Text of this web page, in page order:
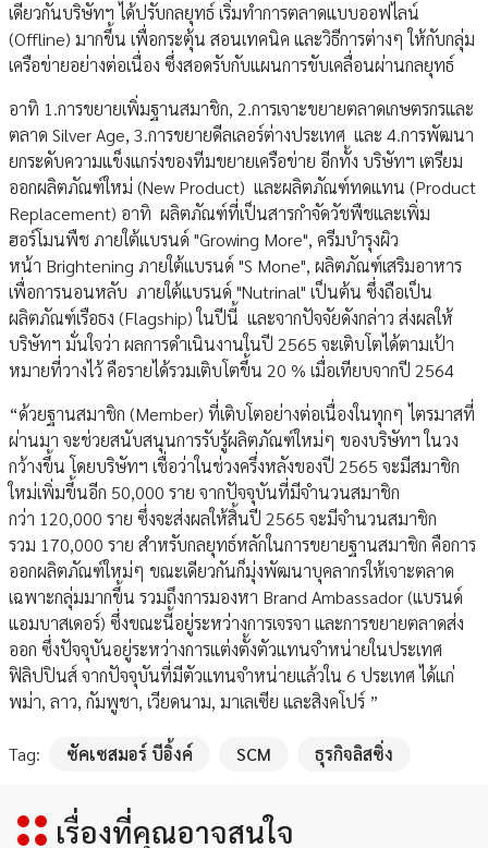
เดียวกันบริษัทฯ ได้ปรับกลยุทธ์ เริ่มทำการตลาดแบบออฟไลน์
(Offline) มากขึ้น เพื่อกระตุ้น สอนเทคนิค และวิธีการต่างๆ ให้กับกลุ่ม
เครือข่ายอย่างต่อเนื่อง ซึ่งสอดรับกับแผนการขับเคลื่อนผ่านกลยุทธ์
อาทิ 1.การขยายเพิ่มฐานสมาชิก, 2.การเจาะขยายตลาดเกษตรกรและ
ตลาด Silver Age, 3.การขยายดีลเลอร์ต่างประเทศ และ 4.การพัฒนา
ยกระดับความแข็งแกร่งของทีมขยายเครือข่าย อีกทั้ง บริษัทฯ เตรียม
ออกผลิตภัณฑ์ใหม่ (New Product) และผลิตภัณฑ์ทดแทน (Product
Replacement) อาทิ ผลิตภัณฑ์ที่เป็นสารกำจัดวัชพืชและเพิ่ม
ฮอร์โมนพืช ภายใต้แบรนด์ "Growing More", ครีมบำรุงผิว
หน้า Brightening ภายใต้แบรนด์ "S Mone", ผลิตภัณฑ์เสริมอาหาร
เพื่อการนอนหลับ ภายใต้แบรนด์ "Nutrinal" เป็นต้น ซึ่งถือเป็น
ผลิตภัณฑ์เรือธง (Flagship) ในปีนี้ และจากปัจจัยดังกล่าว ส่งผลให้
บริษัทฯ มั่นใจว่า ผลการดำเนินงานในปี 2565 จะเติบโตได้ตามเป้า
หมายที่วางไว้ คือรายได้รวมเติบโตขึ้น 20 % เมื่อเทียบจากปี 2564
“ด้วยฐานสมาชิก (Member) ที่เติบโตอย่างต่อเนื่องในทุกๆ ไตรมาสที่
ผ่านมา จะช่วยสนับสนุนการรับรู้ผลิตภัณฑ์ใหม่ๆ ของบริษัทฯ ในวง
กว้างขึ้น โดยบริษัทฯ เชื่อว่าในช่วงครึ่งหลังของปี 2565 จะมีสมาชิก
ใหม่เพิ่มขึ้นอีก 50,000 ราย จากปัจจุบันที่มีจำนวนสมาชิก
กว่า 120,000 ราย ซึ่งจะส่งผลให้สิ้นปี 2565 จะมีจำนวนสมาชิก
รวม 170,000 ราย สำหรับกลยุทธ์หลักในการขยายฐานสมาชิก คือการ
ออกผลิตภัณฑ์ใหม่ๆ ขณะเดียวกันก็มุ่งพัฒนาบุคลากรให้เจาะตลาด
เฉพาะกลุ่มมากขึ้น รวมถึงการมองหา Brand Ambassador (แบรนด์
แอมบาสเดอร์) ซึ่งขณะนี้อยู่ระหว่างการเจรจา และการขยายตลาดส่ง
ออก ซึ่งปัจจุบันอยู่ระหว่างการแต่งตั้งตัวแทนจำหน่ายในประเทศ
ฟิลิปปินส์ จากปัจจุบันที่มีตัวแทนจำหน่ายแล้วใน 6 ประเทศ ได้แก่
พม่า, ลาว, กัมพูชา, เวียดนาม, มาเลเซีย และสิงคโปร์ ”
Tag: ซัคเซสมอร์ บีอิ้งค์ SCM ธุรกิจลิสซิ่ง
เรื่องที่คุณอาจสนใจ